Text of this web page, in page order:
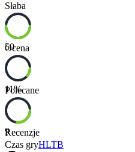
Słaba
50
Ocena
11%
Polecane
9
Recenzje
Czas gryHLTB